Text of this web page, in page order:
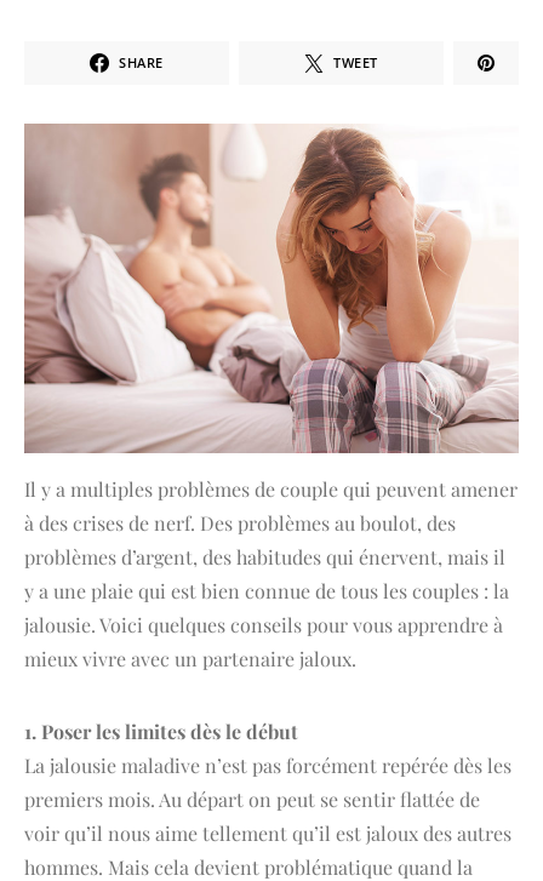
SHARE TWEET
Il y a multiples problèmes de couple qui peuvent amener
à des crises de nerf. Des problèmes au boulot, des
problèmes d’argent, des habitudes qui énervent, mais il
y a une plaie qui est bien connue de tous les couples : la
jalousie. Voici quelques conseils pour vous apprendre à
mieux vivre avec un partenaire jaloux.
1. Poser les limites dès le début
La jalousie maladive n’est pas forcément repérée dès les
premiers mois. Au départ on peut se sentir flattée de
voir qu’il nous aime tellement qu’il est jaloux des autres
hommes. Mais cela devient problématique quand la